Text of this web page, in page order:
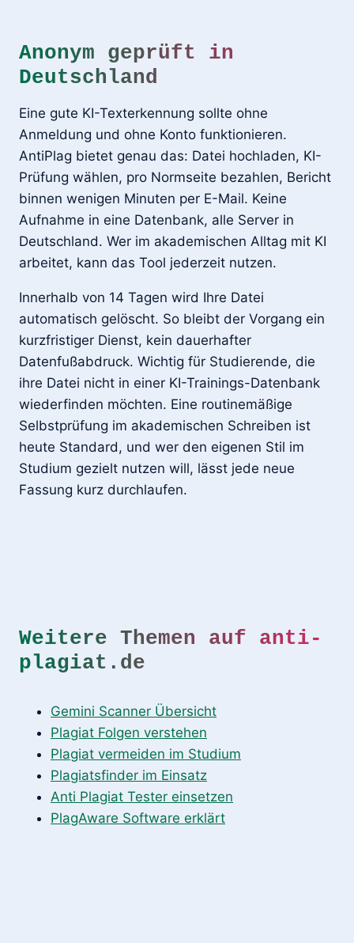
Anonym geprüft in
Deutschland
Eine gute KI-Texterkennung sollte ohne
Anmeldung und ohne Konto funktionieren.
AntiPlag bietet genau das: Datei hochladen, KI-
Prüfung wählen, pro Normseite bezahlen, Bericht
binnen wenigen Minuten per E-Mail. Keine
Aufnahme in eine Datenbank, alle Server in
Deutschland. Wer im akademischen Alltag mit KI
arbeitet, kann das Tool jederzeit nutzen.
Innerhalb von 14 Tagen wird Ihre Datei
automatisch gelöscht. So bleibt der Vorgang ein
kurzfristiger Dienst, kein dauerhafter
Datenfußabdruck. Wichtig für Studierende, die
ihre Datei nicht in einer KI-Trainings-Datenbank
wiederfinden möchten. Eine routinemäßige
Selbstprüfung im akademischen Schreiben ist
heute Standard, und wer den eigenen Stil im
Studium gezielt nutzen will, lässt jede neue
Fassung kurz durchlaufen.
Weitere Themen auf anti-
plagiat.de
Gemini Scanner Übersicht
Plagiat Folgen verstehen
Plagiat vermeiden im Studium
Plagiatsfinder im Einsatz
Anti Plagiat Tester einsetzen
PlagAware Software erklärt